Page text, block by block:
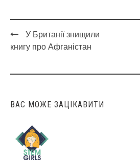
Post
У Британії знищили
книгу про Афганістан
ВАС МОЖЕ ЗАЦІКАВИТИ